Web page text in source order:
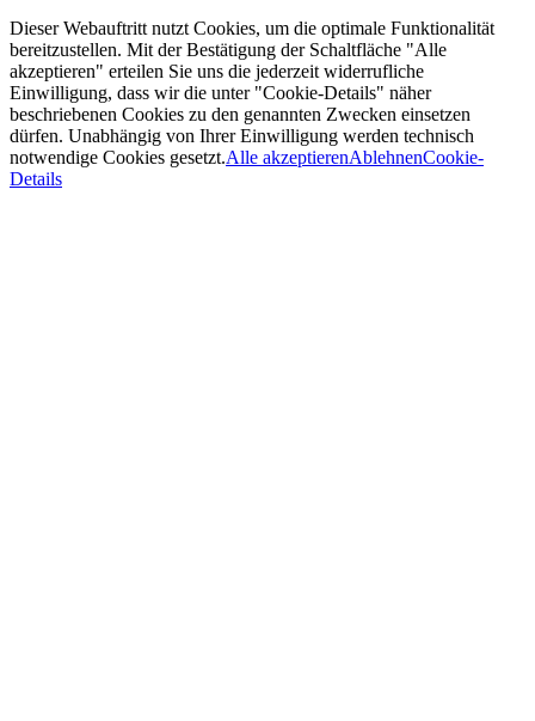
Dieser Webauftritt nutzt Cookies, um die optimale Funktionalität
bereitzustellen. Mit der Bestätigung der Schaltfläche "Alle
akzeptieren" erteilen Sie uns die jederzeit widerrufliche
Einwilligung, dass wir die unter "Cookie-Details" näher
beschriebenen Cookies zu den genannten Zwecken einsetzen
dürfen. Unabhängig von Ihrer Einwilligung werden technisch
notwendige Cookies gesetzt.Alle akzeptierenAblehnenCookie-
Details